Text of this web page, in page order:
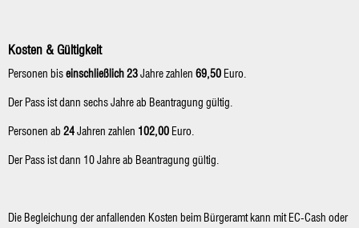
Kosten & Gültigkeit
Personen biseinschließlich 23Jahre zahlen 69,50 Euro.
Der Pass ist dann sechs Jahre ab Beantragung gültig.
Personen ab 24Jahren zahlen 102,00 Euro.
Der Pass ist dann 10 Jahre ab Beantragung gültig.
Die Begleichung der anfallenden Kosten beim Bürgeramt kann mit EC-Cash oder